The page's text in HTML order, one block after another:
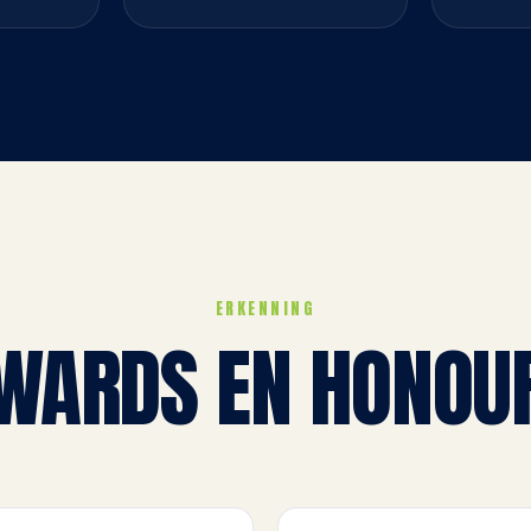
ERKENNING
EN